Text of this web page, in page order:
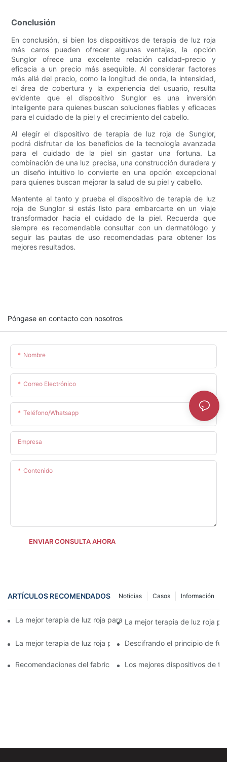
Conclusión
En conclusión, si bien los dispositivos de terapia de luz roja
más caros pueden ofrecer algunas ventajas, la opción
Sunglor ofrece una excelente relación calidad-precio y
eficacia a un precio más asequible. Al considerar factores
más allá del precio, como la longitud de onda, la intensidad,
el área de cobertura y la experiencia del usuario, resulta
evidente que el dispositivo Sunglor es una inversión
inteligente para quienes buscan soluciones fiables y eficaces
para el cuidado de la piel y el crecimiento del cabello.
Al elegir el dispositivo de terapia de luz roja de Sunglor,
podrá disfrutar de los beneficios de la tecnología avanzada
para el cuidado de la piel sin gastar una fortuna. La
combinación de una luz precisa, una construcción duradera y
un diseño intuitivo lo convierte en una opción excepcional
para quienes buscan mejorar la salud de su piel y cabello.
Mantente al tanto y prueba el dispositivo de terapia de luz
roja de Sunglor si estás listo para embarcarte en un viaje
transformador hacia el cuidado de la piel. Recuerda que
siempre es recomendable consultar con un dermatólogo y
seguir las pautas de uso recomendadas para obtener los
mejores resultados.
Póngase en contacto con nosotros
Nombre
Correo Electrónico
Teléfono/whatsapp
Empresa
Contenido
ENVIAR CONSULTA AHORA
ARTÍCULOS RECOMENDADOS Información
Casos
Noticias
La mejor terapia de luz roja para el rostro, avalada por el
La mejor terapia de luz roja
La mejor terapia de luz roja para el rostro en 2025
Descifrando el principio de
Recomendaciones del fabricante para la mejor terapia de luz
Los mejores dispositivos de